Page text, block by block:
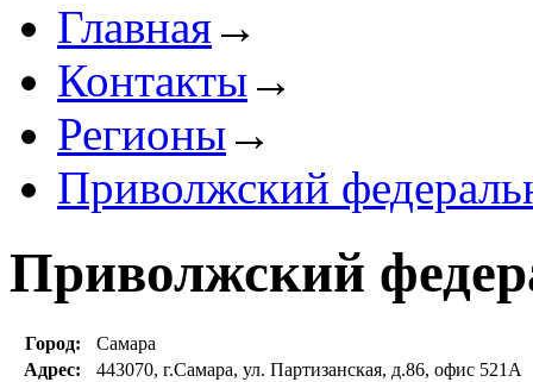
Главная→
Контакты→
Регионы→
Приволжский
Приволжский
Город:
Самара
Адрес:
443070, г.Самара, ул. Партизанская, д.86, офис 521А